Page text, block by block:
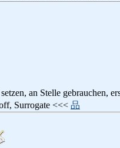
an Stelle gebrauchen,
Surrogate <<< 品